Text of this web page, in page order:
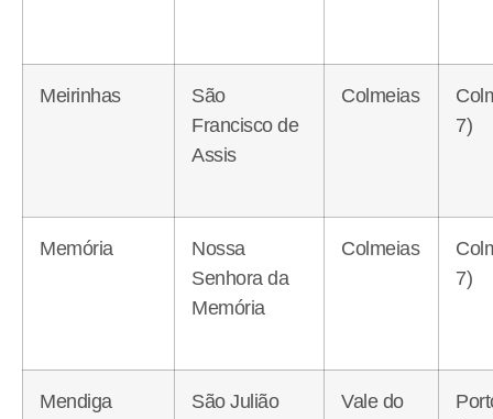
Meirinhas
São
Francisco de
Assis
Colmeias
7)
Memória
Nossa
Senhora da
Memória
Colmeias
7)
Mendiga São Julião
Vale do